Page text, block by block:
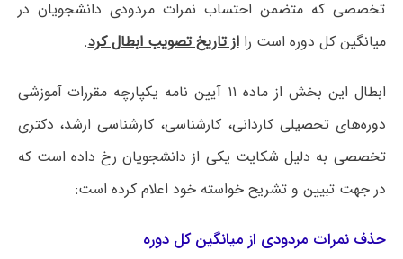
تخصصی که متضمن احتساب نمرات مردودی دانشجویان در
میانگین کل دوره است رااز تاریخ تصویب ابطال کرد.
ابطال این بخش از ماده ۱۱ آیین نامه یکپارچه مقررات آموزشی
دوره‌های تحصیلی کاردانی، کارشناسی، کارشناسی ارشد، دکتری
تخصصی به دلیل شکایت یکی از دانشجویان رخ داده است که
در جهت تبیین و تشریح خواسته خود اعلام کرده است:
حذف نمرات مردودی از میانگین کل دوره